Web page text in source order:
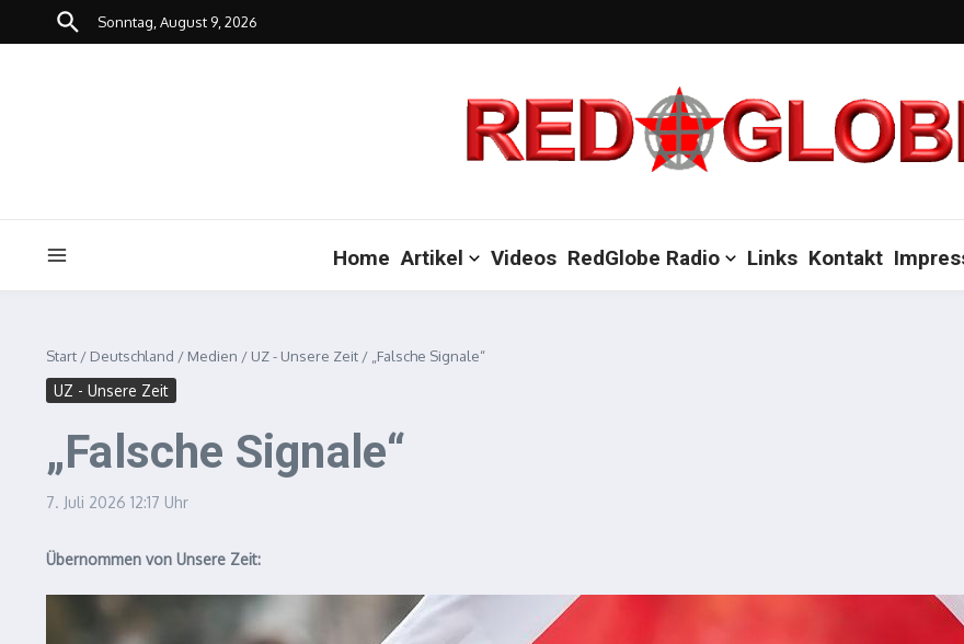
Zum Inhalt springen
Sonntag, August 9, 2026
Home Artikel Videos RedGlobe Radio Links Kontakt
Start / Deutschland / Medien / UZ - Unsere Zeit / „Falsche Signale“
UZ - Unsere Zeit
„Falsche Signale“
7. Juli 2026 12:17 Uhr
Übernommen von Unsere Zeit: